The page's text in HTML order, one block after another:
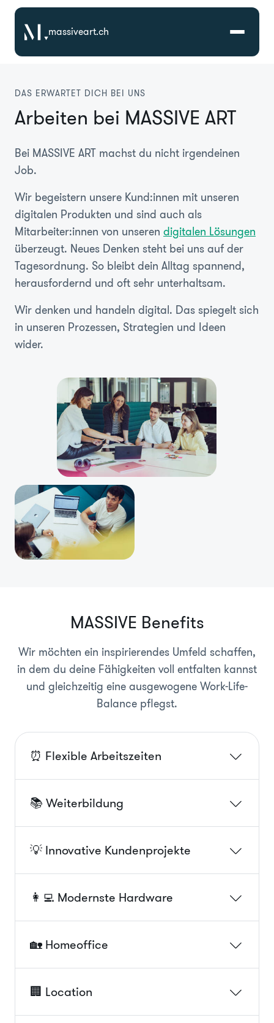
massiveart.ch
Lösungen
Technologien
Referenzen
Branchen
Karriere
Über Uns
DAS ERWARTET DICH BEI UNS
Arbeiten bei MASSIVE ART
Bei MASSIVE ART machst du nicht irgendeinen
Job.
Wir begeistern unsere Kund:innen mit unseren
digitalen Produkten und sind auch als
Mitarbeiter:innen von unseren digitalen Lösungen
überzeugt. Neues Denken steht bei uns auf der
Tagesordnung. So bleibt dein Alltag spannend,
herausfordernd und oft sehr unterhaltsam.
Wir denken und handeln digital. Das spiegelt sich
in unseren Prozessen, Strategien und Ideen
wider.
MASSIVE Benefits
Wir möchten ein inspirierendes Umfeld schaffen,
in dem du deine Fähigkeiten voll entfalten kannst
und gleichzeitig eine ausgewogene Work-Life-
Balance pflegst.
⏰ Flexible Arbeitszeiten
📚 Weiterbildung
💡 Innovative Kundenprojekte
👩‍💻 Modernste Hardware
🏡 Homeoffice
🏢 Location